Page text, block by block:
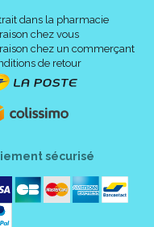
dans la pharmacie
chez vous
chez un commerçant
de retour
sécurisé